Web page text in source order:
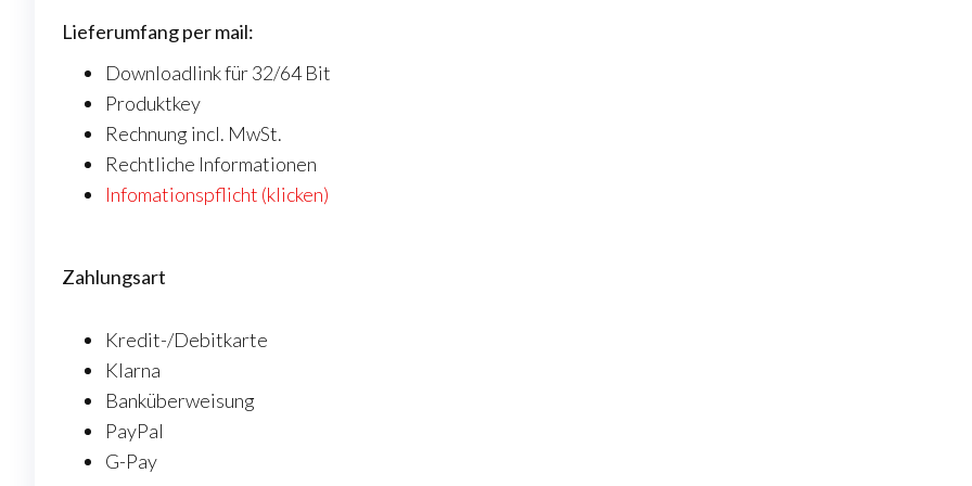
Lieferumfang per mail:
Downloadlink für 32/64 Bit
Produktkey
Rechnung incl. MwSt.
Rechtliche Informationen
Infomationspflicht (klicken)
Zahlungsart
Kredit-/Debitkarte
Klarna
Banküberweisung
PayPal
G-Pay